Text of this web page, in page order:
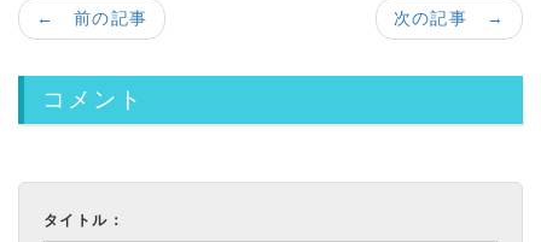
次の記事 →
← 前の記事
コメント
タイトル：